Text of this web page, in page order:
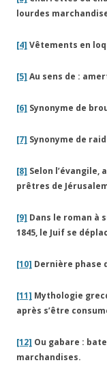
lourdes
[4] Vêtements en
[5] Au sens de :
[6] Synonyme de
[7] Synonyme de
[8] Selon l’évangile,
prêtres de
[9] Dans le roman à
1845, le Juif se
[10] Dernière phase
[11] Mythologie
après s’être
[12] Ou gabare :
marchandises.